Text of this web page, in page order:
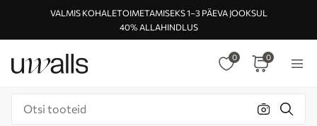
VALMIS KOHALETOIMETAMISEKS 1–3 PÄEVA JOOKSUL
40% ALLAHINDLUS
0 0